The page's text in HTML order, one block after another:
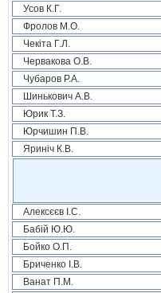
Усов К.Г.
Фролов М.О.
Чекіта Г.Л.
Червакова О.В.
Чубаров Р.А.
Шинькович А.В.
Юрик Т.З.
Юрчишин П.В.
Яриніч К.В.
Алексєєв І.С.
Бабій Ю.Ю.
Бойко О.П.
Бриченко І.В.
Ванат П.М.